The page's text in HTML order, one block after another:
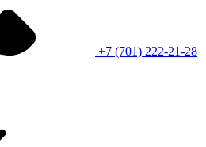
+7 (701) 222-21-28